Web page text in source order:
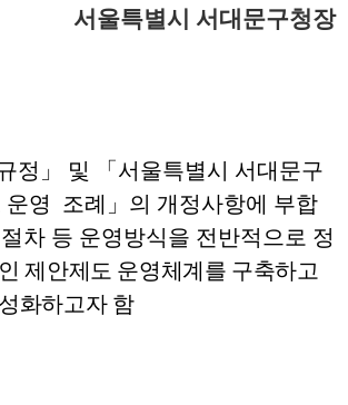
서울특별시 서대문구청장
정」 및 「서울특별시 서대문구
운영 조례」의 개정사항에 부합
절차 등 운영방식을 전반적으로 정
제안제도 운영체계를 구축하고
화하고자 함